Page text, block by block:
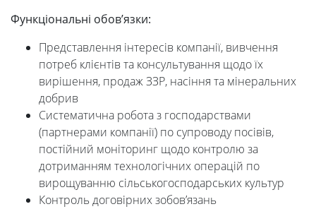
Функціональні обов’язки:
Представлення інтересів компанії, вивчення
потреб клієнтів та консультування щодо їх
вирішення, продаж ЗЗР, насіння та мінеральних
добрив
Систематична робота з господарствами
(партнерами компанії) по супроводу посівів,
постійний моніторинг щодо контролю за
дотриманням технологічних операцій по
вирощуванню сільськогосподарських культур
Контроль договірних зобов’язань